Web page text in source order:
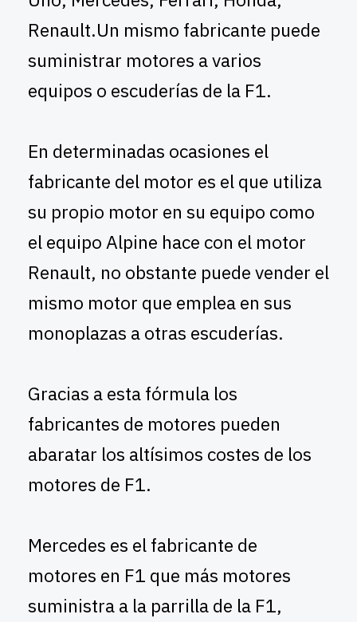
Renault.Un mismo fabricante puede
suministrar motores a varios
equipos o escuderías de la F1.
En determinadas ocasiones el
fabricante del motor es el que utiliza
su propio motor en su equipo como
el equipo Alpine hace con el motor
Renault, no obstante puede vender el
mismo motor que emplea en sus
monoplazas a otras escuderías.
Gracias a esta fórmula los
fabricantes de motores pueden
abaratar los altísimos costes de los
motores de F1.
Mercedes es el fabricante de
motores en F1 que más motores
suministra a la parrilla de la F1,